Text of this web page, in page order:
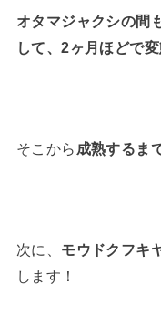
オタマジャクシの間
して、2ヶ月ほどで
そこから 成熟するま
次に、 モウドクフキ
します！